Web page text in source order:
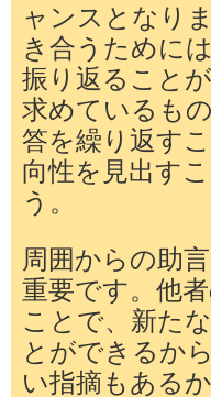
ャンスとなり
き合うために
振り返ること
求めているも
答を繰り返す
向性を見出す
う。
周囲からの助
重要です。他
ことで、新た
とができるか
い指摘もある